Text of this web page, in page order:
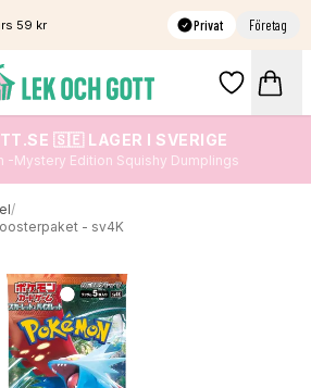
59 kr Privat Företag
🇸🇪 LAGER I SVERIGE
-Mystery Edition Squishy Dumplings
/
- sv4K